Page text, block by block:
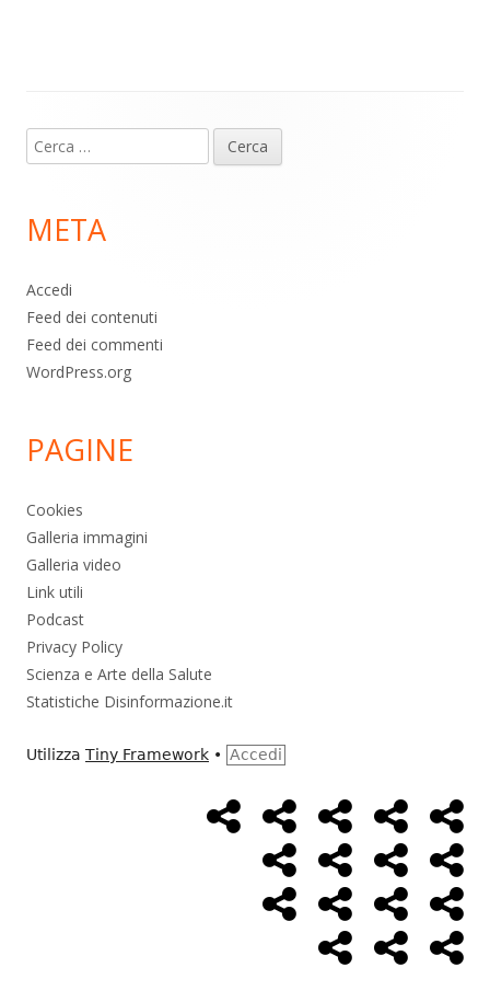
piè
pagina
Ricerca
per:
META
Accedi
Feed dei contenuti
Feed dei commenti
WordPress.org
PAGINE
Cookies
Galleria immagini
Galleria video
Link utili
Podcast
Privacy Policy
Scienza e Arte della Salute
Statistiche Disinformazione.it
Utilizza Tiny Framework • Accedi
MenùHome
Page
Alimentazione
AmbienteBambini
Cancro ControlloEconomia
FarmaciMassoneriaNWO
Salute Storia